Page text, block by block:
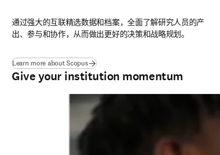
通过强大的互联精选数据和档案，全面了解研究人员的产
出、参与和协作，从而做出更好的决策和战略规划。
Learn more about Scopus
Give your institution momentum